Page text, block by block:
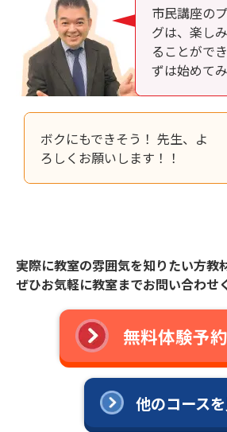
市民講座の
グは、楽し
ることがで
ずは始めて
ボクにもできそう！ 先生、よ
ろしくお願いします！！
実際に教室の雰囲気を知りたい方教
ぜひお気軽に教室までお問い合わせ
無料体験予
他のコース